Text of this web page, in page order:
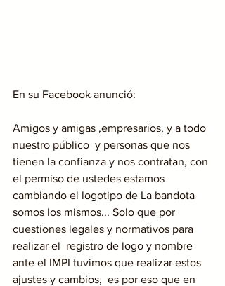
En su Facebook anunció:
Amigos y amigas ,empresarios, y a todo
nuestro público  y personas que nos
tienen la confianza y nos contratan, con
el permiso de ustedes estamos
cambiando el logotipo de La bandota
somos los mismos... Solo que por
cuestiones legales y normativos para
realizar el  registro de logo y nombre
ante el IMPI tuvimos que realizar estos
ajustes y cambios,  es por eso que en